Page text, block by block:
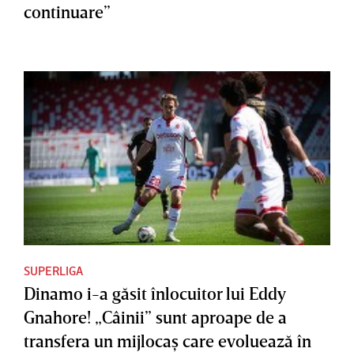
continuare”
SUPERLIGA
Dinamo i-a găsit înlocuitor lui Eddy
Gnahore! „Câinii” sunt aproape de a
transfera un mijlocaş care evoluează în